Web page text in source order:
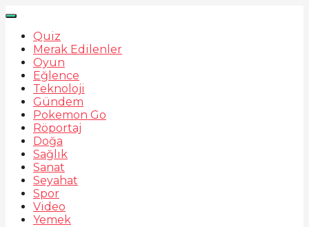
Quiz
Merak Edilenler
Oyun
Eğlence
Teknoloji
Gündem
Pokemon Go
Röportaj
Doğa
Sağlık
Sanat
Seyahat
Spor
Video
Yemek